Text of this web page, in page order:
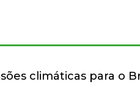
climáticas para o